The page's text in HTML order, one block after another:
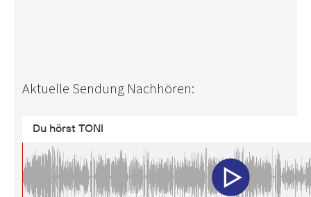
Aktuelle Sendung Nachhören: